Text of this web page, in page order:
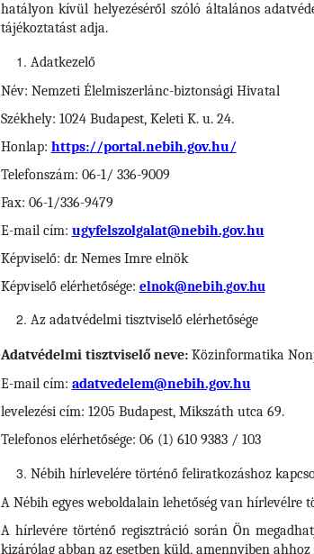
hatályon kívül helyezéséről szóló általános
tájékoztatást adja.
Adatkezelő
Név: Nemzeti Élelmiszerlánc-biztonsági Hivatal
Székhely: 1024 Budapest, Keleti K. u. 24.
Honlap: https://portal.nebih.gov.hu/
Telefonszám: 06-1/ 336-9009
Fax: 06-1/336-9479
E-mail cím: ugyfelszolgalat@nebih.gov.hu
Képviselő: dr. Nemes Imre elnök
Képviselő elérhetősége: elnok@nebih.gov.hu
Az adatvédelmi tisztviselő elérhetősége
Adatvédelmi tisztviselő neve:Közinformatika
E-mail cím: adatvedelem@nebih.gov.hu
levelezési cím: 1205 Budapest, Mikszáth utca 69.
Telefonos elérhetősége: 06 (1) 610 9383 / 103
Nébihhírlevelére történő feliratkozáshoz
A Nébih egyes weboldalain lehetőség van hírlevélre
A hírlevére történő regisztráció során Ön
kizárólag abban az esetben küld, amennyiben